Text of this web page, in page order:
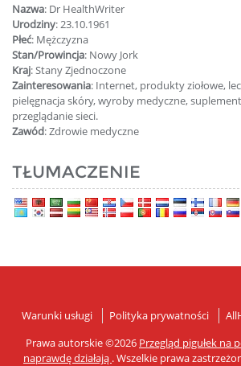
Nazwa: Dr HealthWriter
Urodziny: 23.10.1961
Płeć: Mężczyzna
Stan/Prowincja: Nowy Jork
Kraj: Stany Zjednoczone
Zainteresowania: Internet, produkty ziołowe,
pielęgnacja skóry, wyroby medyczne,
przeglądanie sieci.
Zawód: Zdrowie medyczne
TŁUMACZENIE
Warunki usługi Polityka prywatności
Prawa autorskie ©2026 Przegląd pigułek na
naprawdę działają . Wszelkie prawa